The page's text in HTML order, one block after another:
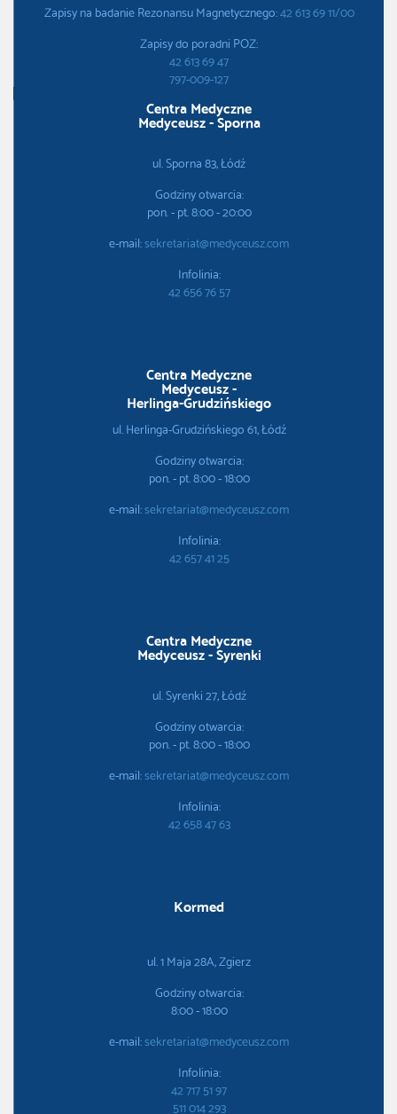
Zapisy na badanie Rezonansu Magnetycznego:42 613 69 11/00
Zapisy do poradni POZ:
42 613 69 47
797-009-127
Centra Medyczne
Medyceusz - Sporna
ul. Sporna 83, Łódź
Godziny otwarcia:
pon. - pt. 8:00 - 20:00
e-mail:sekretariat@medyceusz.com
Infolinia:
42 656 76 57
Centra Medyczne
Medyceusz -
Herlinga-Grudzińskiego
ul. Herlinga-Grudzińskiego 61, Łódź
Godziny otwarcia:
pon. - pt. 8:00 - 18:00
e-mail:sekretariat@medyceusz.com
Infolinia:
42 657 41 25
Centra Medyczne
Medyceusz - Syrenki
ul. Syrenki 27, Łódź
Godziny otwarcia:
pon. - pt. 8:00 - 18:00
e-mail:sekretariat@medyceusz.com
Infolinia:
42 658 47 63
Kormed
ul. 1 Maja 28A, Zgierz
Godziny otwarcia:
8:00 - 18:00
e-mail:sekretariat@medyceusz.com
Infolinia:
42 717 51 97
511 014 293